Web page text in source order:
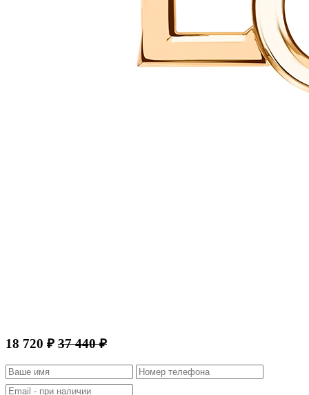
18 720 ₽ 37 440 ₽